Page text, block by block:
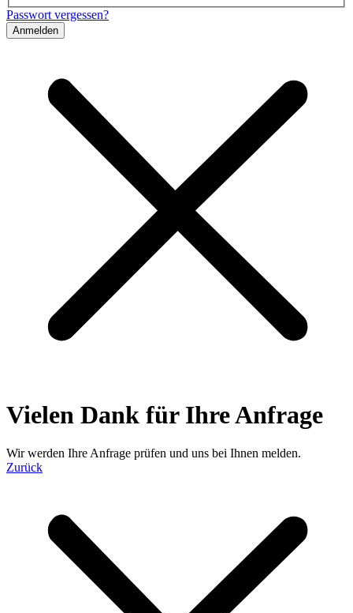
Passwort vergessen?
Anmelden
Vielen Dank für Ihre Anfrage
Wir werden Ihre Anfrage prüfen und uns bei Ihnen melden.
Zurück